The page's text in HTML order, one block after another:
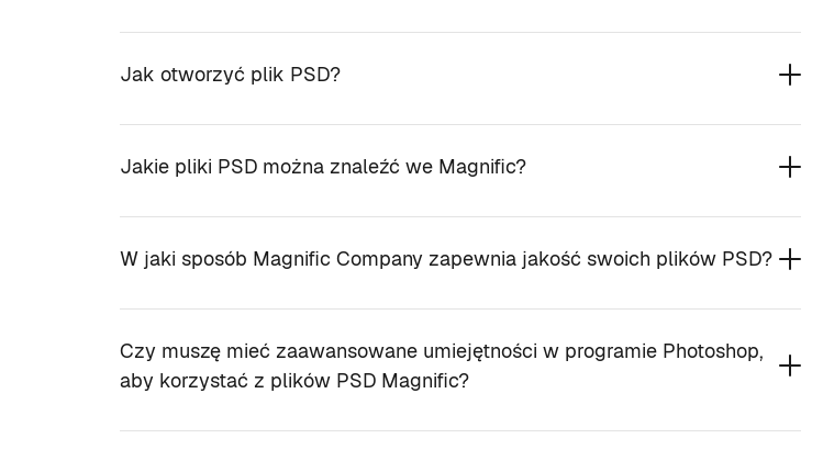
Jak otworzyć plik PSD?
Jakie pliki PSD można znaleźć we Magnific?
W jaki sposób Magnific Company zapewnia jakość swoich plików PSD?
Czy muszę mieć zaawansowane umiejętności w programie Photoshop,
aby korzystać z plików PSD Magnific?